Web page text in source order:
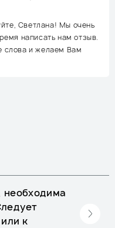
Светлана! Мы очень
написать нам отзыв.
слова и желаем Вам
необходима
к